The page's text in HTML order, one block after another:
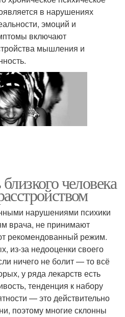
в нарушениях
эмоций и
включают
мышления и
человека
нарушениями психики
врача, не принимают
рекомендованный режим.
из-за недооценки своего
ничего не болит — то всё
у ряда лекарств есть
тенденция к набору
— это действительно
поэтому многие склонны